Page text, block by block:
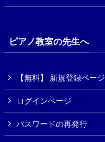
ピアノ教室の先生へ
【無料】 新規登録ページ
ログインページ
パスワードの再発行